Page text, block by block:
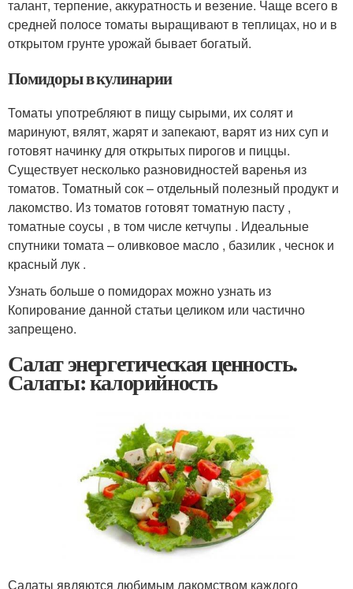
талант, терпение, аккуратность и везение. Чаще всего в
средней полосе томаты выращивают в теплицах, но и в
открытом грунте урожай бывает богатый.
Помидоры в кулинарии
Томаты употребляют в пищу сырыми, их солят и
маринуют, вялят, жарят и запекают, варят из них суп и
готовят начинку для открытых пирогов и пиццы.
Существует несколько разновидностей варенья из
томатов. Томатный сок – отдельный полезный продукт и
лакомство. Из томатов готовят томатную пасту ,
томатные соусы , в том числе кетчупы . Идеальные
спутники томата – оливковое масло , базилик , чеснок и
красный лук .
Узнать больше о помидорах можно узнать из
Копирование данной статьи целиком или частично
запрещено.
Салат энергетическая ценность.
Салаты: калорийность
Салаты являются любимым лакомством каждого